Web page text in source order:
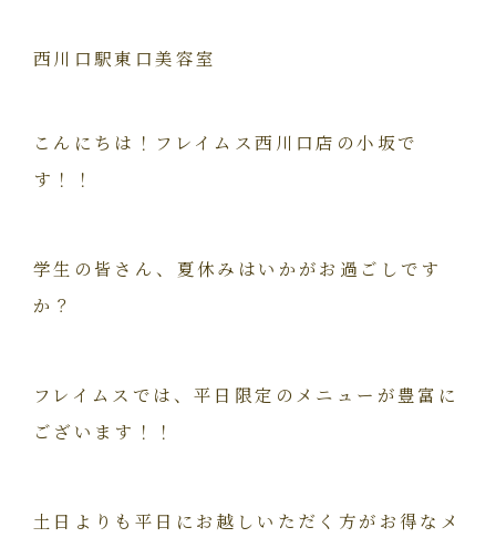
西川口駅東口美容室
こんにちは！フレイムス西川口店の小坂で
す！！
学生の皆さん、夏休みはいかがお過ごしです
か？
フレイムスでは、平日限定のメニューが豊富に
ございます！！
土日よりも平日にお越しいただく方がお得なメ